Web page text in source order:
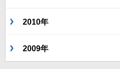
2010年
2009年